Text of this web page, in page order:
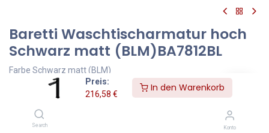
Preis:
216,58 €
In den Warenkorb
Search Konto
Baretti Waschtischarmatur hoch
Schwarz matt (BLM)BA7812BL
Farbe Schwarz matt (BLM)
Die OMNIRES BARETTI-Kollektion zeichnet sich durch ihre
faszinierende Form aus, die auf rechten Winkeln und Bögen
beruht. Die moderne, harmonische Form besticht durch ihre